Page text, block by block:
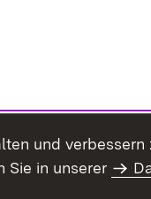
und
Sie in unserer